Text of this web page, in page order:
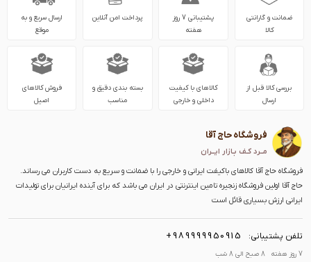
ضمانت و گارانتی
کالا
پشتیبانی 7 روز
هفته
پرداخت امن آنلاین
ارسال سریع و به
موقع
بررسی کالا قبل از
ارسال
کالاهای با کیفیت
داخلی و خارجی
بسته بندی دقیق و
مناسب
فروش کالاهای
اصیل
فروشگاه حاج آقا
مــرد کـف بـازار ایــران
فروشگاه حاج آقا کالاهای باکیفت ایرانی و خارجی را با ضمانت و سریع به دست کاربران می رساند.
حاج آقا اولین فروشگاه زنجیره تامین اینترنتی در ایران می باشد که برای آینده ایرانیان برای تولیدات
ایرانی ارزش بسیاری قائل است
تلفن پشتیبانی: +989999950915
7 روز هفته 8 صبح الی 8 شب